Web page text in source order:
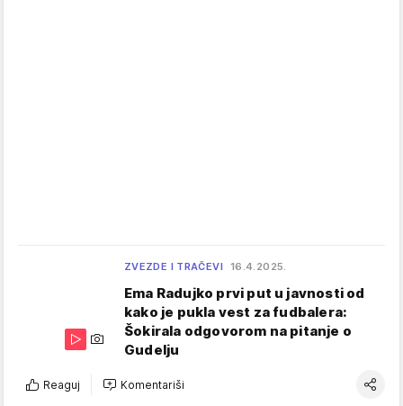
ZVEZDE I TRAČEVI 16.4.2025.
Ema Radujko prvi put u javnosti od
kako je pukla vest za fudbalera:
Šokirala odgovorom na pitanje o
Gudelju
Reaguj Komentariši